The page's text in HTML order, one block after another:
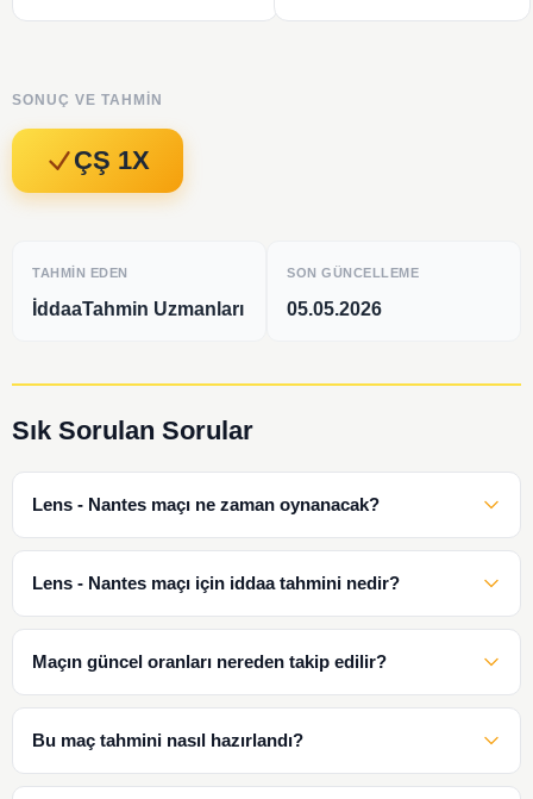
SONUÇ VE TAHMIN
ÇŞ 1X
TAHMIN EDEN
İddaaTahmin Uzmanları
SON GÜNCELLEME
05.05.2026
Sık Sorulan Sorular
Lens - Nantes maçı ne zaman oynanacak?
Lens - Nantes maçı için iddaa tahmini nedir?
Maçın güncel oranları nereden takip edilir?
Bu maç tahmini nasıl hazırlandı?